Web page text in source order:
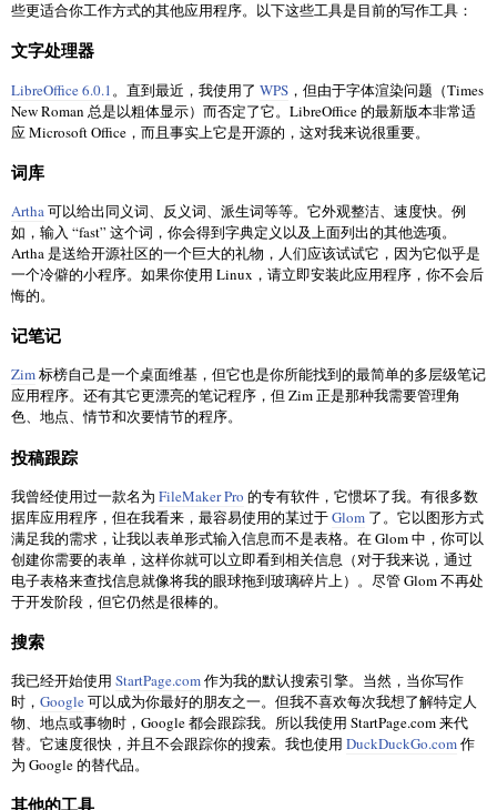
些更适合你工作方式的其他应用程序。以下这些工具是目前的写作工具：
文字处理器
LibreOffice 6.0.1 。直到最近，我使用了 WPS ，但由于字体渲染问题（Times
New Roman 总是以粗体显示）而否定了它。LibreOffice 的最新版本非常适
应 Microsoft Office，而且事实上它是开源的，这对我来说很重要。
词库
Artha可以给出同义词、反义词、派生词等等。它外观整洁、速度快。例
如，输入 “fast” 这个词，你会得到字典定义以及上面列出的其他选项。
Artha 是送给开源社区的一个巨大的礼物，人们应该试试它，因为它似乎是
一个冷僻的小程序。如果你使用 Linux，请立即安装此应用程序，你不会后
悔的。
记笔记
Zim标榜自己是一个桌面维基，但它也是你所能找到的最简单的多层级笔记
应用程序。还有其它更漂亮的笔记程序，但 Zim 正是那种我需要管理角
色、地点、情节和次要情节的程序。
投稿跟踪
我曾经使用过一款名为 FileMaker Pro 的专有软件，它惯坏了我。有很多数
据库应用程序，但在我看来，最容易使用的某过于Glom 了。它以图形方式
满足我的需求，让我以表单形式输入信息而不是表格。在 Glom 中，你可以
创建你需要的表单，这样你就可以立即看到相关信息（对于我来说，通过
电子表格来查找信息就像将我的眼球拖到玻璃碎片上）。尽管 Glom 不再处
于开发阶段，但它仍然是很棒的。
搜索
我已经开始使用 StartPage.com作为我的默认搜索引擎。当然，当你写作
时， Google可以成为你最好的朋友之一。但我不喜欢每次我想了解特定人
物、地点或事物时，Google 都会跟踪我。所以我使用 StartPage.com 来代
替。它速度很快，并且不会跟踪你的搜索。我也使用 DuckDuckGo.com作
为 Google 的替代品。
其他的工具